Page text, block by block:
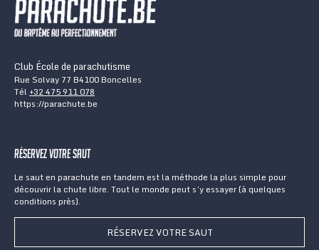
Club École de parachutisme
Rue Solvay 77 B4100 Boncelles
Tél +32 475 911 078
https://parachute.be
Réservez votre saut
Le saut en parachute en tandem est la méthode la plus simple pour
découvrir la chute libre. Tout le monde peut s’y essayer (à quelques
conditions près).
RÉSERVEZ VOTRE SAUT